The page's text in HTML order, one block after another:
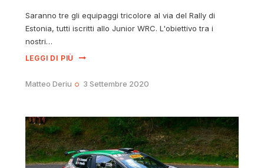
Saranno tre gli equipaggi tricolore al via del Rally di
Estonia, tutti iscritti allo Junior WRC. L'obiettivo tra i
nostri…
LEGGI DI PIÙ
Matteo Deriu 3 Settembre 2020